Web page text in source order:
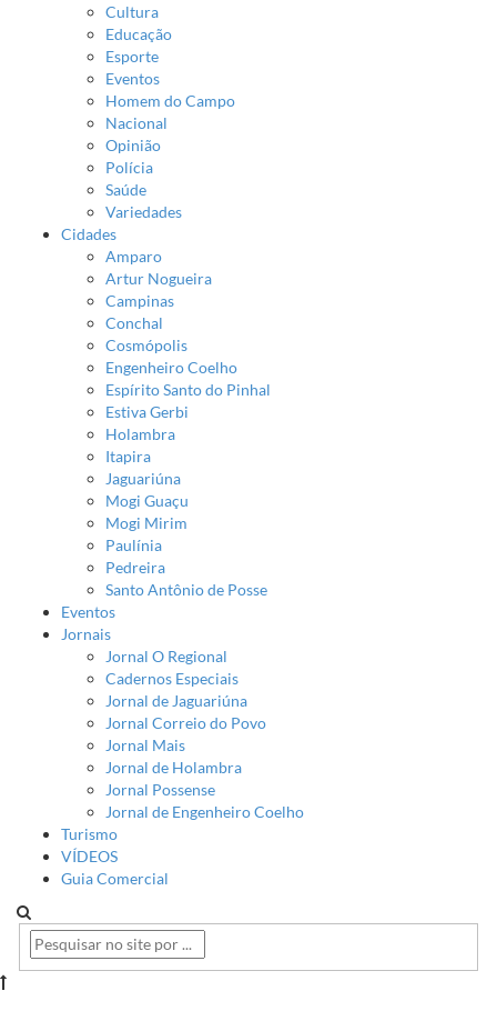
Cultura
Educação
Esporte
Eventos
Homem do Campo
Nacional
Opinião
Polícia
Saúde
Variedades
Cidades
Amparo
Artur Nogueira
Campinas
Conchal
Cosmópolis
Engenheiro Coelho
Espírito Santo do Pinhal
Estiva Gerbi
Holambra
Itapira
Jaguariúna
Mogi Guaçu
Mogi Mirim
Paulínia
Pedreira
Santo Antônio de Posse
Eventos
Jornais
Jornal O Regional
Cadernos Especiais
Jornal de Jaguariúna
Jornal Correio do Povo
Jornal Mais
Jornal de Holambra
Jornal Possense
Jornal de Engenheiro Coelho
Turismo
VÍDEOS
Guia Comercial